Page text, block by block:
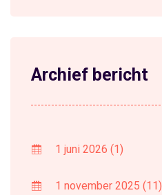
Archief bericht
1 juni 2026 (1)
1 november 2025 (11)